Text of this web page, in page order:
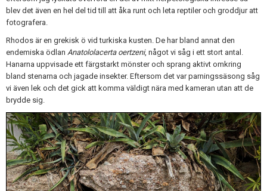
blev det även en hel del tid till att åka runt och leta reptiler och groddjur att
fotografera.
Rhodos är en grekisk ö vid turkiska kusten. De har bland annat den
endemiska ödlan Anatololacerta oertzeni, något vi såg i ett stort antal.
Hanarna uppvisade ett färgstarkt mönster och sprang aktivt omkring
bland stenarna och jagade insekter. Eftersom det var parningssäsong såg
vi även lek och det gick att komma väldigt nära med kameran utan att de
brydde sig.